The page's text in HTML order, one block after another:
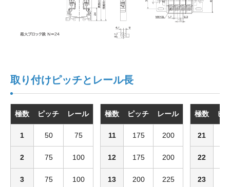
取り付けピッチとレール長
極数 ピッチ レール
1 50 75
2 75 100
3 75 100
極数 ピッチ レール
11 175 200
12 175 200
13 200 225
極数 ピ
21
22
23